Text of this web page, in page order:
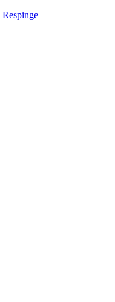
Respinge